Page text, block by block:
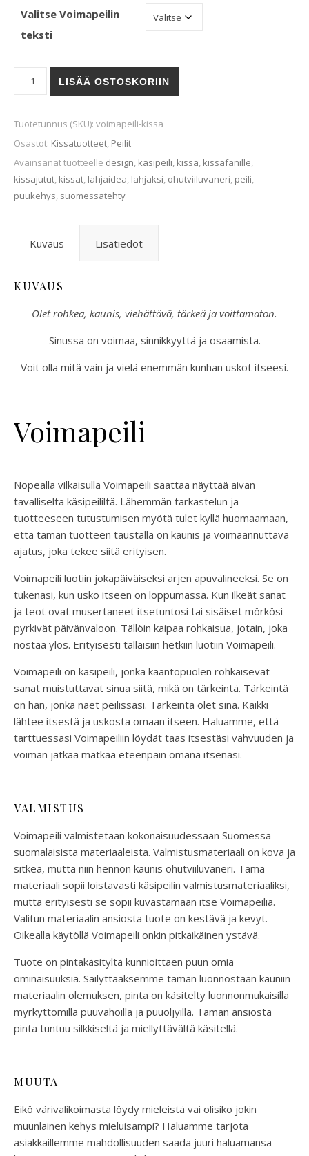
Valitse Voimapeilin
teksti
Voimapeili (Kissa) määrä
LISÄÄ OSTOSKORIIN
Tuotetunnus (SKU): voimapeili-kissa
Osastot: Kissatuotteet, Peilit
Avainsanat tuotteelle design, käsipeili, kissa, kissafanille,
kissajutut, kissat, lahjaidea, lahjaksi, ohutviiluvaneri, peili,
puukehys, suomessatehty
Kuvaus Lisätiedot
KUVAUS
Olet rohkea, kaunis, viehättävä, tärkeä ja voittamaton.
Sinussa on voimaa, sinnikkyyttä ja osaamista.
Voit olla mitä vain ja vielä enemmän kunhan uskot itseesi.
Voimapeili
Nopealla vilkaisulla Voimapeili saattaa näyttää aivan
tavalliselta käsipeililtä. Lähemmän tarkastelun ja
tuotteeseen tutustumisen myötä tulet kyllä huomaamaan,
että tämän tuotteen taustalla on kaunis ja voimaannuttava
ajatus, joka tekee siitä erityisen.
Voimapeili luotiin jokapäiväiseksi arjen apuvälineeksi. Se on
tukenasi, kun usko itseen on loppumassa. Kun ilkeät sanat
ja teot ovat musertaneet itsetuntosi tai sisäiset mörkösi
pyrkivät päivänvaloon. Tällöin kaipaa rohkaisua, jotain, joka
nostaa ylös. Erityisesti tällaisiin hetkiin luotiin Voimapeili.
Voimapeili on käsipeili, jonka kääntöpuolen rohkaisevat
sanat muistuttavat sinua siitä, mikä on tärkeintä. Tärkeintä
on hän, jonka näet peilissäsi. Tärkeintä olet sinä. Kaikki
lähtee itsestä ja uskosta omaan itseen. Haluamme, että
tarttuessasi Voimapeiliin löydät taas itsestäsi vahvuuden ja
voiman jatkaa matkaa eteenpäin omana itsenäsi.
VALMISTUS
Voimapeili valmistetaan kokonaisuudessaan Suomessa
suomalaisista materiaaleista. Valmistusmateriaali on kova ja
sitkeä, mutta niin hennon kaunis ohutviiluvaneri. Tämä
materiaali sopii loistavasti käsipeilin valmistusmateriaaliksi,
mutta erityisesti se sopii kuvastamaan itse Voimapeiliä.
Valitun materiaalin ansiosta tuote on kestävä ja kevyt.
Oikealla käytöllä Voimapeili onkin pitkäikäinen ystävä.
Tuote on pintakäsityltä kunnioittaen puun omia
ominaisuuksia. Säilyttääksemme tämän luonnostaan kauniin
materiaalin olemuksen, pinta on käsitelty luonnonmukaisilla
myrkyttömillä puuvahoilla ja puuöljyillä. Tämän ansiosta
pinta tuntuu silkkiseltä ja miellyttävältä käsitellä.
MUUTA
Eikö värivalikoimasta löydy mieleistä vai olisiko jokin
muunlainen kehys mieluisampi? Haluamme tarjota
asiakkaillemme mahdollisuuden saada juuri haluamansa